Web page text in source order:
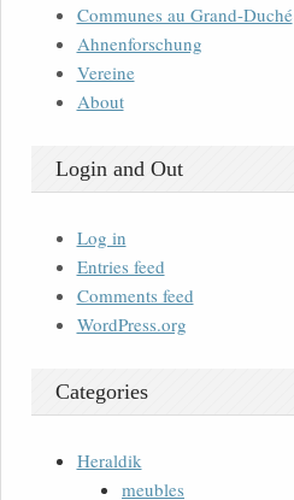
Communes au Grand-Duché
Ahnenforschung
Vereine
About
Login and Out
Log in
Entries feed
Comments feed
WordPress.org
Categories
Heraldik
meubles